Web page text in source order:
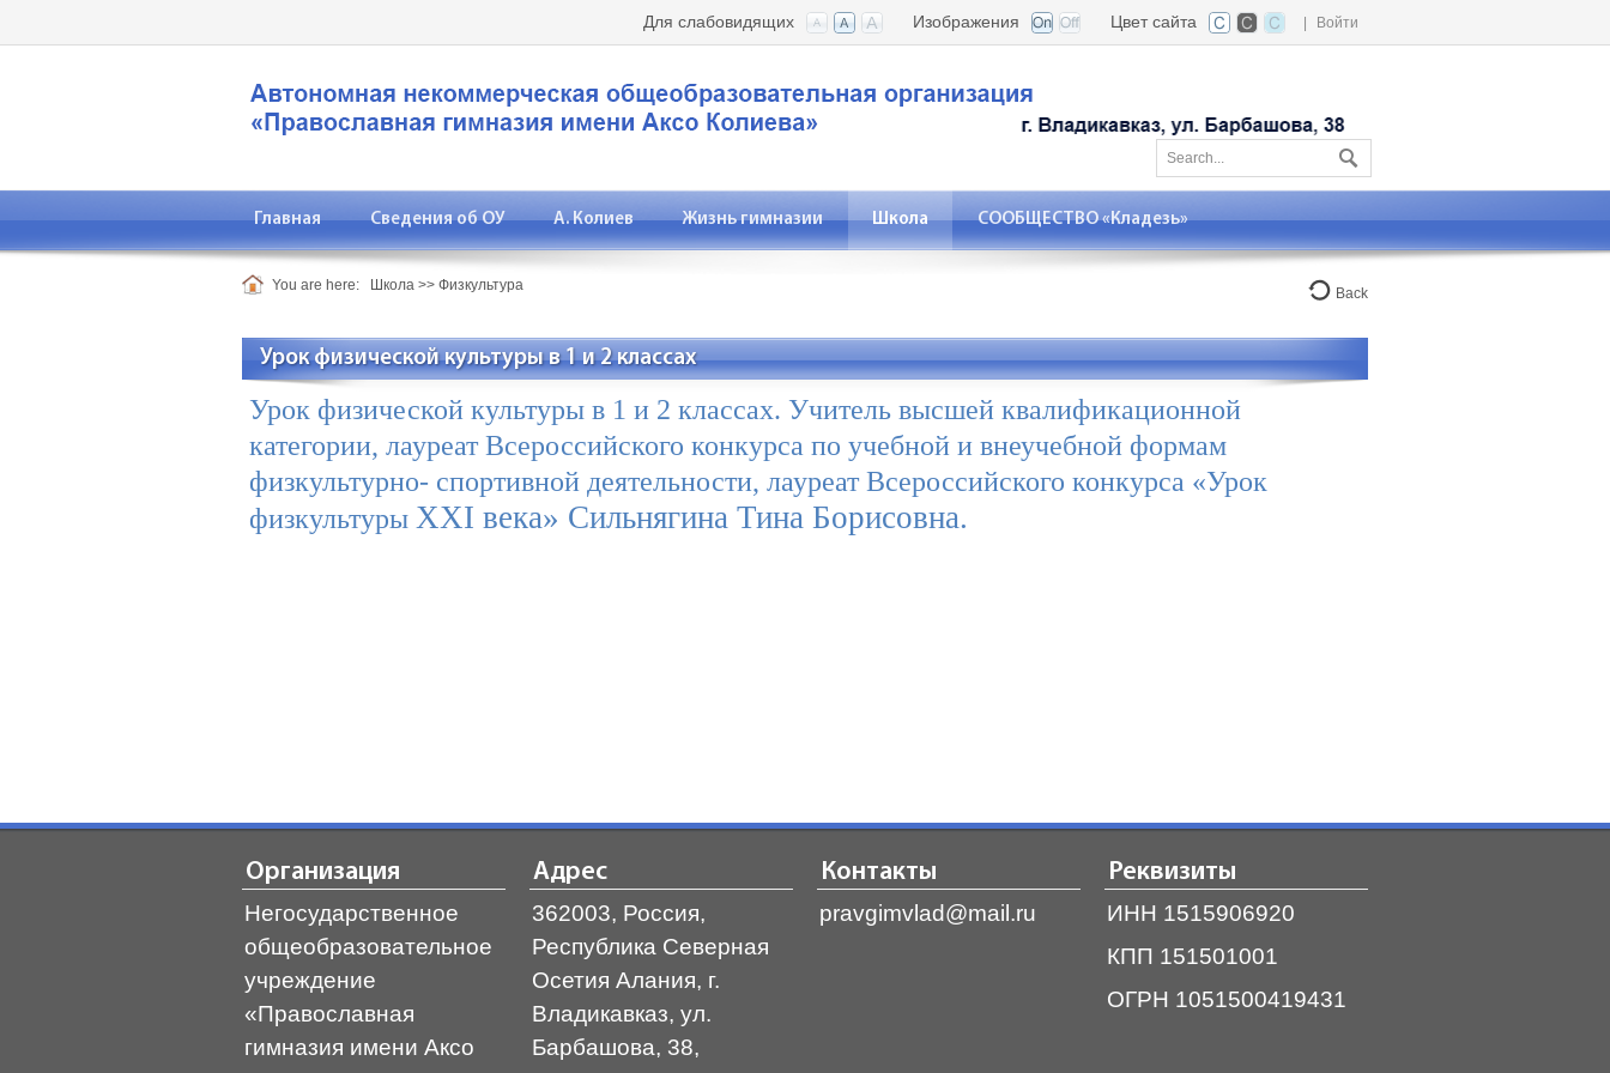
Войти
Цвет сайта
Изображения
Для слабовидящих
Главная Сведения об ОУ А. Колиев Жизнь гимназии Школа СООБЩЕСТВО «Кладезь»
You are here: Школа >> Физкультура Back
Урок физической культуры в 1 и 2 классах
Урок физической культуры в 1 и 2 классах. Учитель высшей квалификационной
категории, лауреат Всероссийского конкурса по учебной и внеучебной формам
физкультурно- спортивной деятельности, лауреат Всероссийского конкурса «Урок
физкультуры XXI века» Сильнягина Тина Борисовна.
Организация
Негосударственное
общеобразовательное
учреждение
«Православная
гимназия имени Аксо
Адрес
362003, Россия,
Республика Северная
Осетия Алания, г.
Владикавказ, ул.
Барбашова, 38,
Контакты
pravgimvlad@mail.ru
Реквизиты
ИНН 1515906920
КПП 151501001
ОГРН 1051500419431